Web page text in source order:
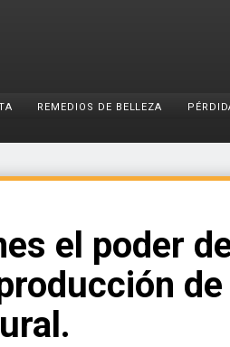
REMEDIOS DE BELLEZA
el poder